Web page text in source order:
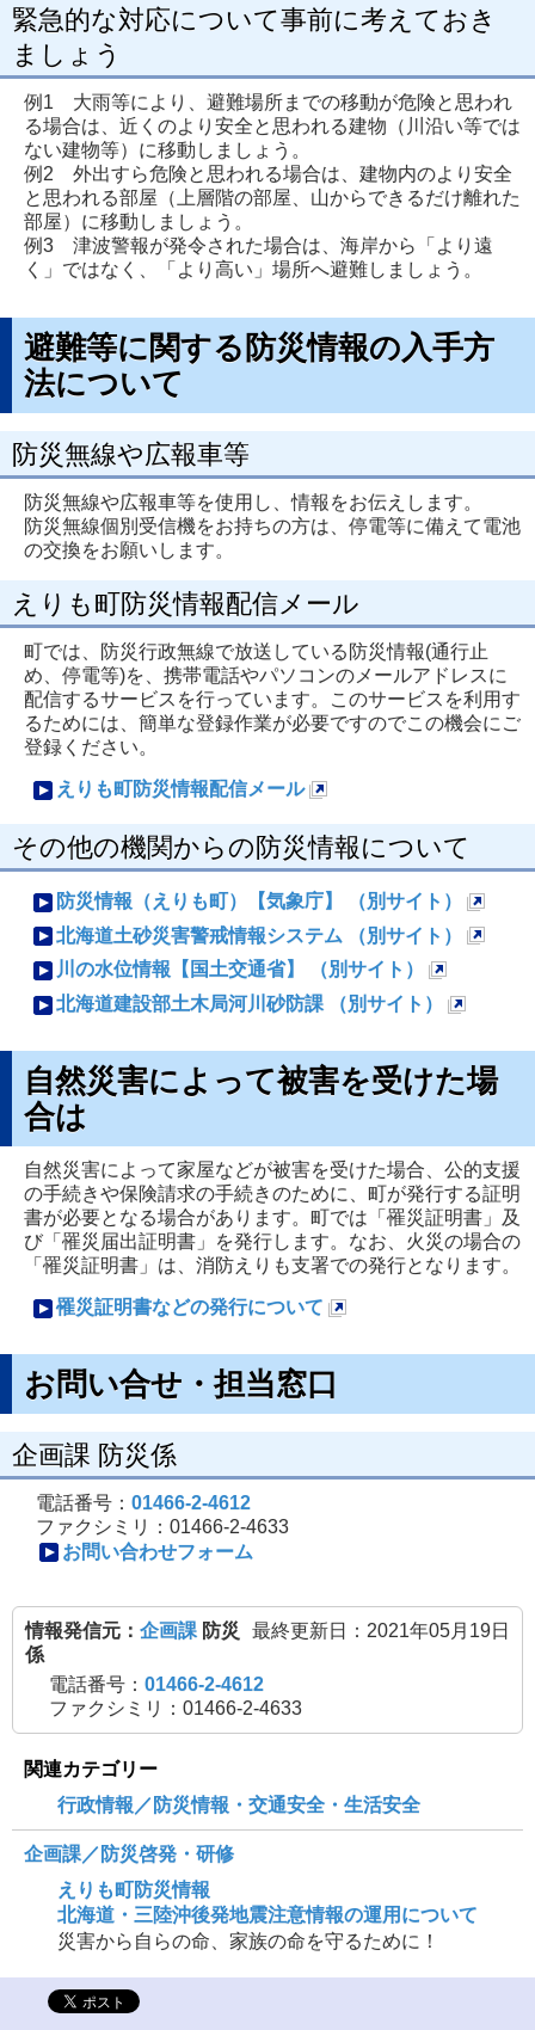
緊急的な対応について事前に考えておき
ましょう
例1 大雨等により、避難場所までの移動が危険と思われ
る場合は、近くのより安全と思われる建物（川沿い等では
ない建物等）に移動しましょう。
例2 外出すら危険と思われる場合は、建物内のより安全
と思われる部屋（上層階の部屋、山からできるだけ離れた
部屋）に移動しましょう。
例3 津波警報が発令された場合は、海岸から「より遠
く」ではなく、「より高い」場所へ避難しましょう。
避難等に関する防災情報の入手方
法について
防災無線や広報車等
防災無線や広報車等を使用し、情報をお伝えします。
防災無線個別受信機をお持ちの方は、停電等に備えて電池
の交換をお願いします。
えりも町防災情報配信メール
町では、防災行政無線で放送している防災情報(通行止
め、停電等)を、携帯電話やパソコンのメールアドレスに
配信するサービスを行っています。このサービスを利用す
るためには、簡単な登録作業が必要ですのでこの機会にご
登録ください。
えりも町防災情報配信メール
規
ジ
で
開
き
ま
その他の機関からの防災情報について
防災情報（えりも町）【気象庁】 （別サイト）
新
ジ
で
き
ま
す
北海道土砂災害警戒情報システム （別サイト）
ー
ジ
開
き
ま
す
川の水位情報【国土交通省】 （別サイト）
新
ペ
ー
で
開
き
ま
北海道建設部土木局河川砂防課 （別サイト）
規
ペ
ジ
で
開
き
自然災害によって被害を受けた場
合は
自然災害によって家屋などが被害を受けた場合、公的支援
の手続きや保険請求の手続きのために、町が発行する証明
書が必要となる場合があります。町では「罹災証明書」及
び「罹災届出証明書」を発行します。なお、火災の場合の
「罹災証明書」は、消防えりも支署での発行となります。
罹災証明書などの発行について
規
ペ
ー
ま
す
お問い合せ・担当窓口
企画課 防災係
電話番号： 01466-2-4612
ファクシミリ：01466-2-4633
お問い合わせフォーム
最終更新日：2021年05月19日
情報発信元： 企画課 防災
係
電話番号： 01466-2-4612
ファクシミリ：01466-2-4633
関連カテゴリー
行政情報／防災情報・交通安全・生活安全
企画課／防災啓発・研修
えりも町防災情報
北海道・三陸沖後発地震注意情報の運用について
災害から自らの命、家族の命を守るために！